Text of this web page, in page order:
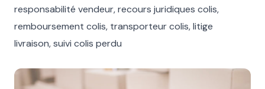
responsabilité vendeur, recours juridiques colis,
remboursement colis, transporteur colis, litige
livraison, suivi colis perdu